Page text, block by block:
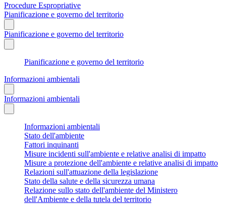
Procedure Espropriative
Pianificazione e governo del territorio
Pianificazione e governo del territorio
Pianificazione e governo del territorio
Informazioni ambientali
Informazioni ambientali
Informazioni ambientali
Stato dell'ambiente
Fattori inquinanti
Misure incidenti sull'ambiente e relative analisi di impatto
Misure a protezione dell'ambiente e relative analisi di impatto
Relazioni sull'attuazione della legislazione
Stato della salute e della sicurezza umana
Relazione sullo stato dell'ambiente del Ministero
dell'Ambiente e della tutela del territorio